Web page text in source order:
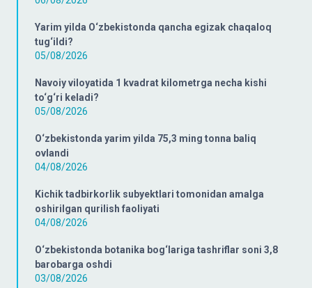
Yarim yilda O‘zbekistonda qancha egizak chaqaloq
tug‘ildi?
05/08/2026
Navoiy viloyatida 1 kvadrat kilometrga necha kishi
to‘g‘ri keladi?
05/08/2026
O‘zbekistonda yarim yilda 75,3 ming tonna baliq
ovlandi
04/08/2026
Kichik tadbirkorlik subyektlari tomonidan amalga
oshirilgan qurilish faoliyati
04/08/2026
O‘zbekistonda botanika bog‘lariga tashriflar soni 3,8
barobarga oshdi
03/08/2026